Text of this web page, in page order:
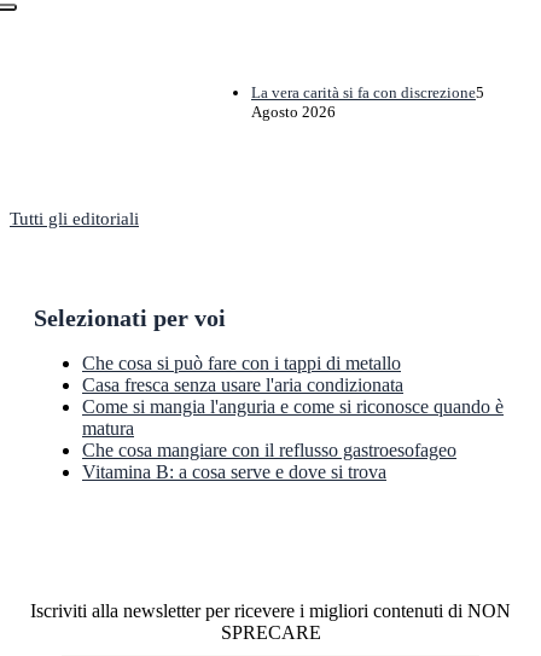
La vera carità si fa con discrezione5
Agosto 2026
Tutti gli editoriali
Selezionati per voi
Che cosa si può fare con i tappi di metallo
Casa fresca senza usare l'aria condizionata
Come si mangia l'anguria e come si riconosce quando è
matura
Che cosa mangiare con il reflusso gastroesofageo
Vitamina B: a cosa serve e dove si trova
Iscriviti alla newsletter per ricevere i migliori contenuti di NON
SPRECARE